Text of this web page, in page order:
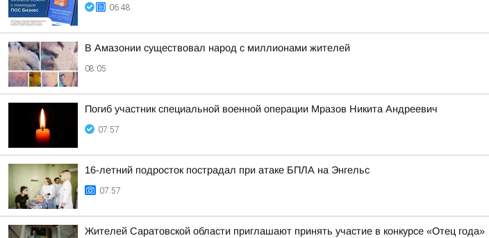
06:48
В Амазонии существовал народ с миллионами жителей
08:05
Погиб участник специальной военной операции Мразов Никита Андреевич
07:57
16-летний подросток пострадал при атаке БПЛА на Энгельс
07:57
Жителей Саратовской области приглашают принять участие в конкурсе «Отец года»